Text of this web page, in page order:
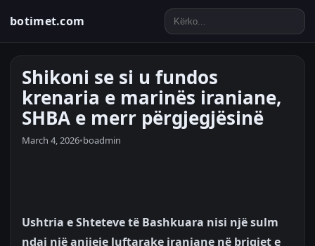
botimet.com
Shikoni se si u fundos
krenaria e marinës iraniane,
SHBA e merr përgjegjësinë
March 4, 2026•boadmin
Ushtria e Shteteve të Bashkuara nisi një sulm
ndaj një anijeje luftarake iraniane në brigjet e